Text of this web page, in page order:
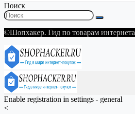
Поиск
©Шопхакер. Гид по товарам интернета
Enable registration in settings - general
<